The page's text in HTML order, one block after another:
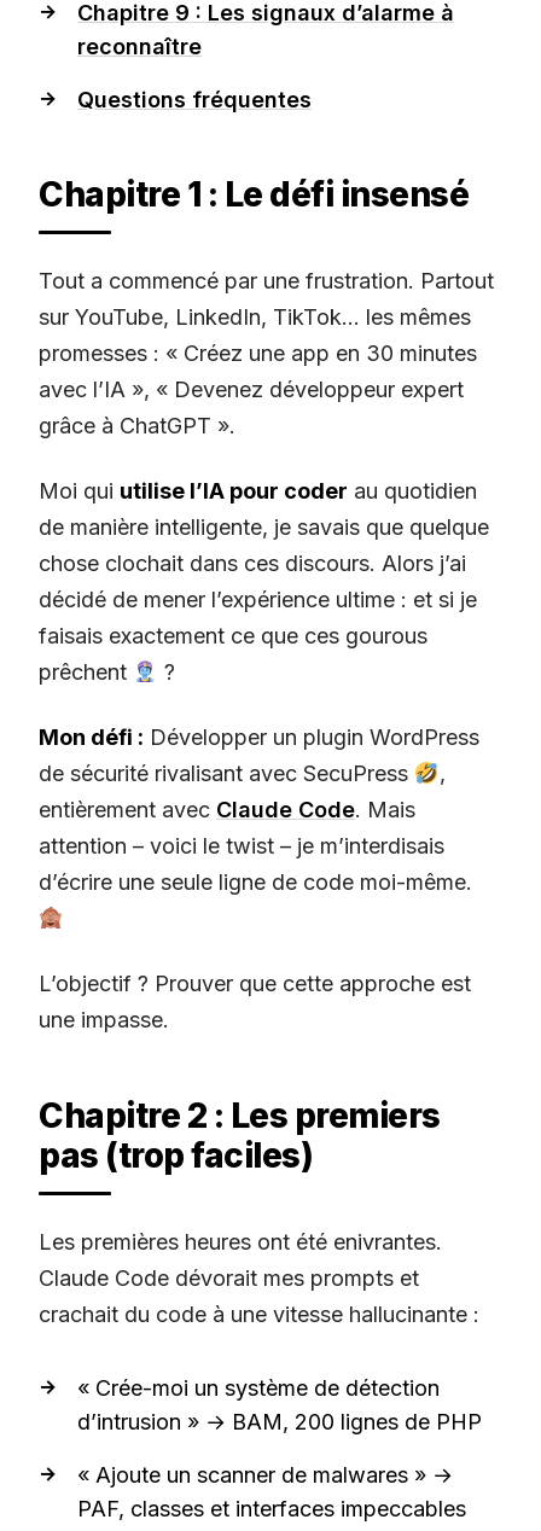
Chapitre 9 : Les signaux d’alarme à
reconnaître
Questions fréquentes
Chapitre 1 : Le défi insensé
Tout a commencé par une frustration. Partout
sur YouTube, LinkedIn, TikTok… les mêmes
promesses : « Créez une app en 30 minutes
avec l’IA », « Devenez développeur expert
grâce à ChatGPT ».
Moi qui utilise l’IA pour coder au quotidien
de manière intelligente, je savais que quelque
chose clochait dans ces discours. Alors j’ai
décidé de mener l’expérience ultime : et si je
faisais exactement ce que ces gourous
prêchent
?
Mon défi : Développer un plugin WordPress
de sécurité rivalisant avec SecuPress
,
entièrement avec Claude Code. Mais
attention – voici le twist – je m’interdisais
d’écrire une seule ligne de code moi-même.
L’objectif ? Prouver que cette approche est
une impasse.
Chapitre 2 : Les premiers
pas (trop faciles)
Les premières heures ont été enivrantes.
Claude Code dévorait mes prompts et
crachait du code à une vitesse hallucinante :
« Crée-moi un système de détection
d’intrusion » → BAM, 200 lignes de PHP
« Ajoute un scanner de malwares » →
PAF, classes et interfaces impeccables